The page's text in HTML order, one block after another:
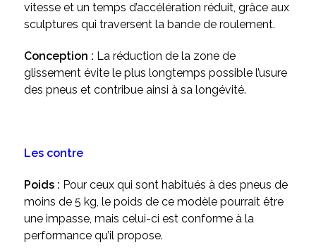
vitesse et un temps d’accélération réduit, grâce aux
sculptures qui traversent la bande de roulement.
Conception : La réduction de la zone de
glissement évite le plus longtemps possible l’usure
des pneus et contribue ainsi à sa longévité.
Les contre
Poids : Pour ceux qui sont habitués à des pneus de
moins de 5 kg, le poids de ce modèle pourrait être
une impasse, mais celui-ci est conforme à la
performance qu’il propose.